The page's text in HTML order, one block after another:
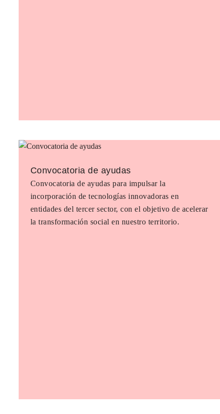
Convocatoria de ayudas
Convocatoria de ayudas para impulsar la
incorporación de tecnologías innovadoras en
entidades del tercer sector, con el objetivo de acelerar
la transformación social en nuestro territorio.